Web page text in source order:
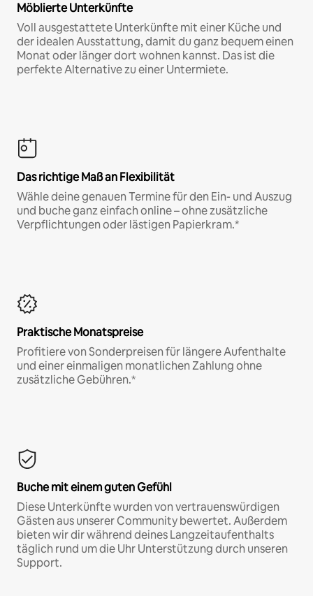
Möblierte Unterkünfte
Voll ausgestattete Unterkünfte mit einer Küche und
der idealen Ausstattung, damit du ganz bequem einen
Monat oder länger dort wohnen kannst. Das ist die
perfekte Alternative zu einer Untermiete.
Das richtige Maß an Flexibilität
Wähle deine genauen Termine für den Ein- und Auszug
und buche ganz einfach online – ohne zusätzliche
Verpflichtungen oder lästigen Papierkram.*
Praktische Monatspreise
Profitiere von Sonderpreisen für längere Aufenthalte
und einer einmaligen monatlichen Zahlung ohne
zusätzliche Gebühren.*
Buche mit einem guten Gefühl
Diese Unterkünfte wurden von vertrauenswürdigen
Gästen aus unserer Community bewertet. Außerdem
bieten wir dir während deines Langzeitaufenthalts
täglich rund um die Uhr Unterstützung durch unseren
Support.